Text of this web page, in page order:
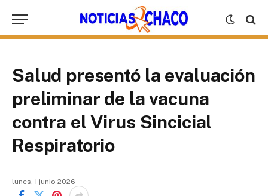
Salud presentó la evaluación
preliminar de la vacuna
contra el Virus Sincicial
Respiratorio
lunes, 1 junio 2026